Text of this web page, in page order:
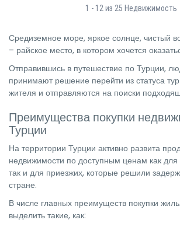
1 - 12 из 25 Недвижимость
Средиземное море, яркое солнце, чистый
– райское место, в котором хочется
Отправившись в путешествие по Турции,
принимают решение перейти из статуса
жителя и отправляются на поиски
Преимущества покупки
Турции
На территории Турции активно развита
недвижимости по доступным ценам как
так и для приезжих, которые решили
стране.
В числе главных преимуществ покупки
выделить такие, как: